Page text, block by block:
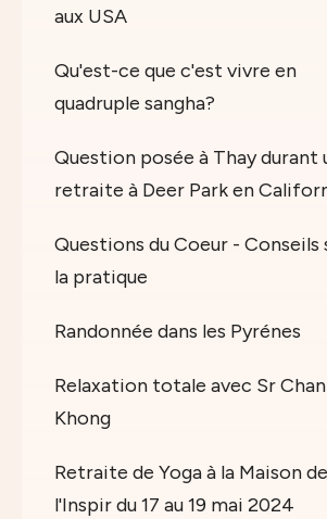
aux USA
Qu'est-ce que c'est vivre en
quadruple sangha?
Question posée à Thay durant
retraite à Deer Park en
Questions du Coeur - Conseils
la pratique
Randonnée dans les Pyrénes
Relaxation totale avec Sr Chan
Khong
Retraite de Yoga à la Maison de
l'Inspir du 17 au 19 mai 2024